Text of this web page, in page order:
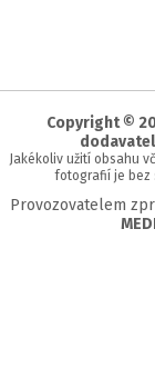
Copyright ©
Jakékoliv užití obsahu
fotografií je bez
Provozovatelem